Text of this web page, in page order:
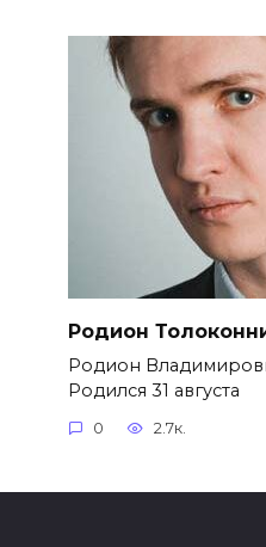
Родион
Родион
Родился 31 августа
0 2.7к.